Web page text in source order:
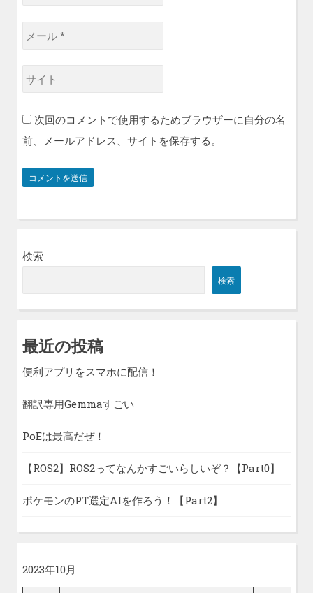
名
*
ー
ル
*
サ
イ
ト 次回のコメントで使用するためブラウザーに自分の名
前、メールアドレス、サイトを保存する。
検索
検索
最近の投稿
便利アプリをスマホに配信！
翻訳専用Gemmaすごい
PoEは最高だぜ！
【ROS2】ROS2ってなんかすごいらしいぞ？【Part0】
ポケモンのPT選定AIを作ろう！【Part2】
2023年10月